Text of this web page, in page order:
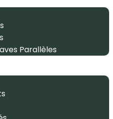
Parallèles